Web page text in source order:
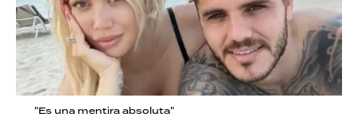
"Es una mentira absoluta"